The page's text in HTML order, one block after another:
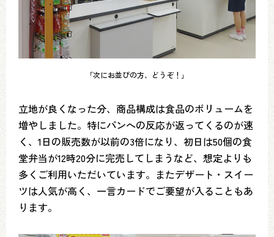
「次にお並びの方、どうぞ！」
立地が良くなった分、商品構成は食品のボリュームを
増やしました。特にパンへの反応が返ってくるのが速
く、1日の販売数が以前の3倍になり、初日は50個の食
堂弁当が12時20分に完売してしまうなど、想定よりも
多くご利用いただいています。またデザート・スイー
ツは人気が高く、一言カードでご要望が入ることもあ
ります。